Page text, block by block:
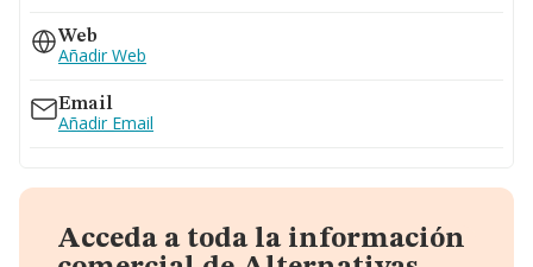
Web
Añadir Web
Email
Añadir Email
Acceda a toda la información